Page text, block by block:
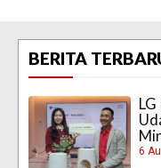
BERITA
6